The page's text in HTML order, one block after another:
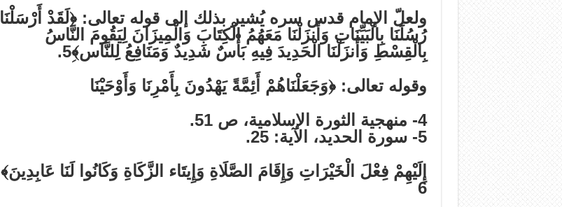
ولعلّ الإمام قدس سره يُشير بذلك إلى قوله تعالى: ﴿لَقَدْ أَرْسَلْنَا
رُسُلَنَا بِالْبَيِّنَاتِ وَأَنزَلْنَا مَعَهُمُ الْكِتَابَ وَالْمِيزَانَ لِيَقُومَ النَّاسُ
بِالْقِسْطِ وَأَنزَلْنَا الْحَدِيدَ فِيهِ بَأْسٌ شَدِيدٌ وَمَنَافِعُ لِلنَّاس﴾ِ5.
وقوله تعالى: ﴿وَجَعَلْنَاهُمْ أَئِمَّةً يَهْدُونَ بِأَمْرِنَا وَأَوْحَيْنَا
4- منهجية الثورة الإسلامية، ص 51.
5- سورة الحديد، الآية: 25.
إِلَيْهِمْ فِعْلَ الْخَيْرَاتِ وَإِقَامَ الصَّلَاةِ وَإِيتَاء الزَّكَاةِ وَكَانُوا لَنَا عَابِدِينَ﴾
6